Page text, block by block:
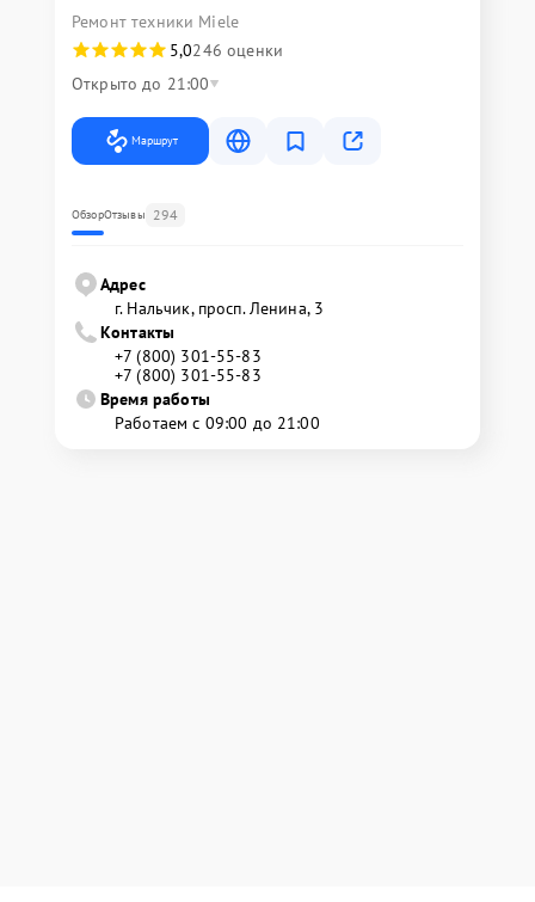
Ремонт техники Miele
5,0246 оценки
Открыто до 21:00
Маршрут
ОбзорОтзывы 294
Адрес
г. Нальчик, просп. Ленина, 3
Контакты
+7 (800) 301-55-83
+7 (800) 301-55-83
Время работы
Работаем с 09:00 до 21:00